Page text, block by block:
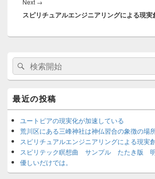
ー
シ
Next →
post:
スピリチュアルエンジニアリングによる現実
メ
ン
サ
ド
バ
ー
ウ
ェ
ッ
ト
検
索
対
象:
検
索
最近の投稿
ユートピアの現実化が加速している
荒川区にある三峰神社は神仏習合の象徴の場
スピリチュアルエンジニアリングによる現実
スピリテック瞑想曲 サンプル たたき版
優しいだけでは。